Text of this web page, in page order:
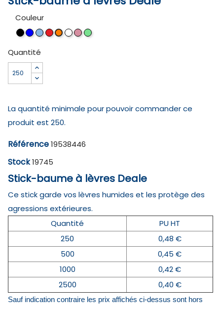
Couleur
NoirBleuBleuRouge
Orange
Blanc
Rosevert
Quantité
La quantité minimale pour pouvoir commander ce
produit est 250.
Référence19538446
Stock19745
Stick-baume à lèvres Deale
Ce stick garde vos lèvres humides et les protège des
agressions extérieures.
Quantité
PU HT
250
0,48 €
500
0,45 €
1000
0,42 €
2500
0,40 €
Sauf indication contraire les prix affichés ci-dessus sont hors